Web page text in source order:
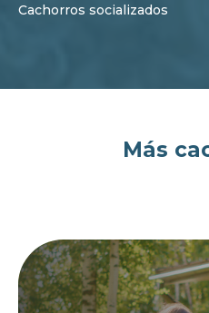
Cachorros socializados
Más